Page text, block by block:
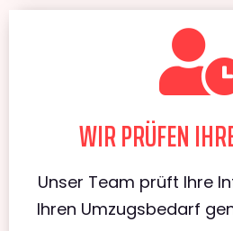
WIR PRÜFEN
Unser Team prüft Ihre
Ihren Umzugsbedarf